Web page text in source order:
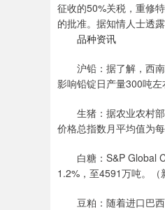
征收的50%关税，重修
的批准。据知情人士透
品种资讯
沪铅：据了解，西南
影响铅锭日产量300吨
生猪：据农业农村部
价格总指数月平均值为
白糖：S&P Global
1.2%，至4591万吨。（
豆粕：随着进口巴西